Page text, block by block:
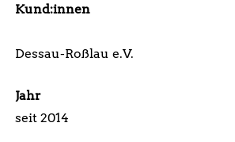
Kund:innen
Dessau-Roßlau e.V.
Jahr
seit 2014